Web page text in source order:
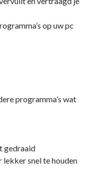
op uw pc
programma’s wat
gedraaid
snel te houden